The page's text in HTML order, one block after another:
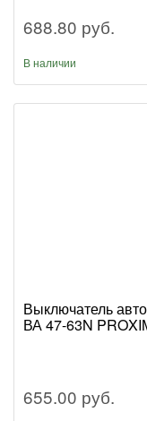
688.80 руб.
В наличии
Выключатель
ВА 47-63N
655.00 руб.